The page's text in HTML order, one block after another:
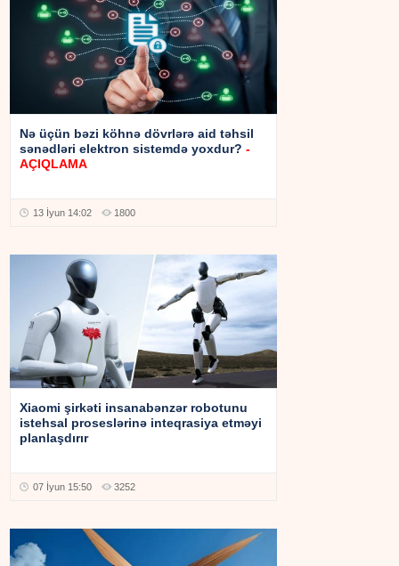
Nə üçün bəzi köhnə dövrlərə aid təhsil
sənədləri elektron sistemdə yoxdur?-
AÇIQLAMA
13 İyun 14:02 1800
Xiaomi şirkəti insanabənzər robotunu
istehsal proseslərinə inteqrasiya etməyi
planlaşdırır
07 İyun 15:50 3252